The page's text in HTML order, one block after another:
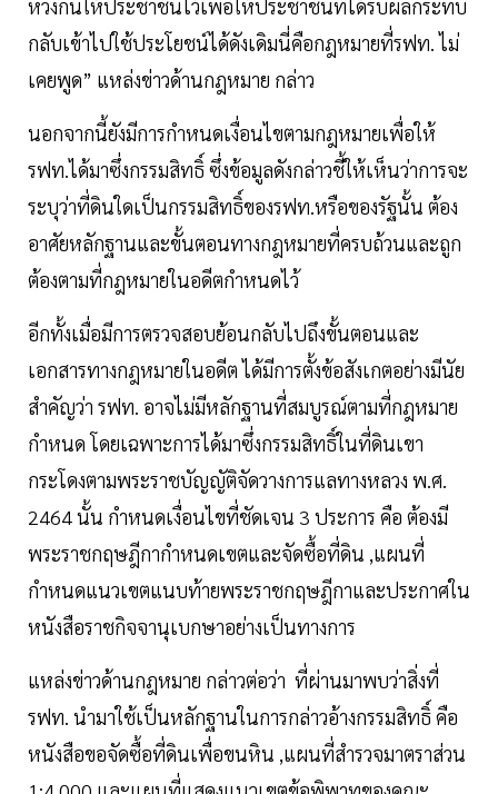
หวงกั้นให้ประชาชนไว้เพื่อให้ประชาชนที่ได้รับผลกระทบ
กลับเข้าไปใช้ประโยชน์ได้ดังเดิมนี่คือกฎหมายที่รฟท. ไม่
เคยพูด” แหล่งข่าวด้านกฎหมาย กล่าว
นอกจากนี้ยังมีการกำหนดเงื่อนไขตามกฎหมายเพื่อให้
รฟท.ได้มาซึ่งกรรมสิทธิ์ ซึ่งข้อมูลดังกล่าวชี้ให้เห็นว่าการจะ
ระบุว่าที่ดินใดเป็นกรรมสิทธิ์ของรฟท.หรือของรัฐนั้น ต้อง
อาศัยหลักฐานและขั้นตอนทางกฎหมายที่ครบถ้วนและถูก
ต้องตามที่กฎหมายในอดีตกำหนดไว้
อีกทั้งเมื่อมีการตรวจสอบย้อนกลับไปถึงขั้นตอนและ
เอกสารทางกฎหมายในอดีต ได้มีการตั้งข้อสังเกตอย่างมีนัย
สำคัญว่า รฟท. อาจไม่มีหลักฐานที่สมบูรณ์ตามที่กฎหมาย
กำหนด โดยเฉพาะการได้มาซึ่งกรรมสิทธิ์ในที่ดินเขา
กระโดงตามพระราชบัญญัติจัดวางการแลทางหลวง พ.ศ.
2464 นั้น กำหนดเงื่อนไขที่ชัดเจน 3 ประการ คือ ต้องมี
พระราชกฤษฎีกากำหนดเขตและจัดซื้อที่ดิน ,แผนที่
กำหนดแนวเขตแนบท้ายพระราชกฤษฎีกาและประกาศใน
หนังสือราชกิจจานุเบกษาอย่างเป็นทางการ
แหล่งข่าวด้านกฎหมาย กล่าวต่อว่า ที่ผ่านมาพบว่าสิ่งที่
รฟท. นำมาใช้เป็นหลักฐานในการกล่าวอ้างกรรมสิทธิ์ คือ
หนังสือขอจัดซื้อที่ดินเพื่อขนหิน ,แผนที่สำรวจมาตราส่วน